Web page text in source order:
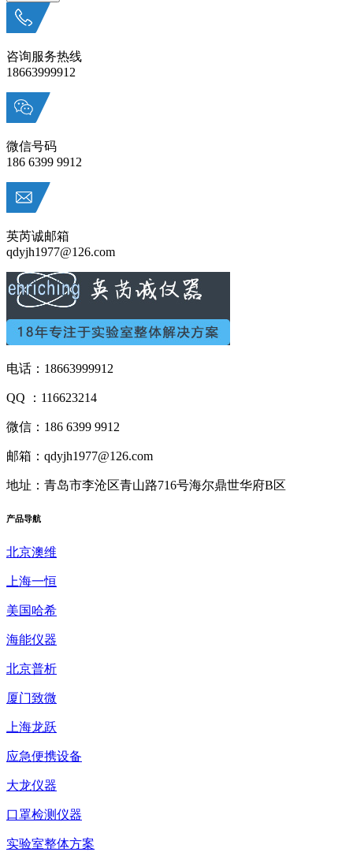
咨询服务热线
18663999912
微信号码
186 6399 9912
英芮诚邮箱
qdyjh1977@126.com
电话：18663999912
QQ ：116623214
微信：186 6399 9912
邮箱：qdyjh1977@126.com
地址：青岛市李沧区青山路716号海尔鼎世华府B区
产品导航
北京澳维
上海一恒
美国哈希
海能仪器
北京普析
厦门致微
上海龙跃
应急便携设备
大龙仪器
口罩检测仪器
实验室整体方案